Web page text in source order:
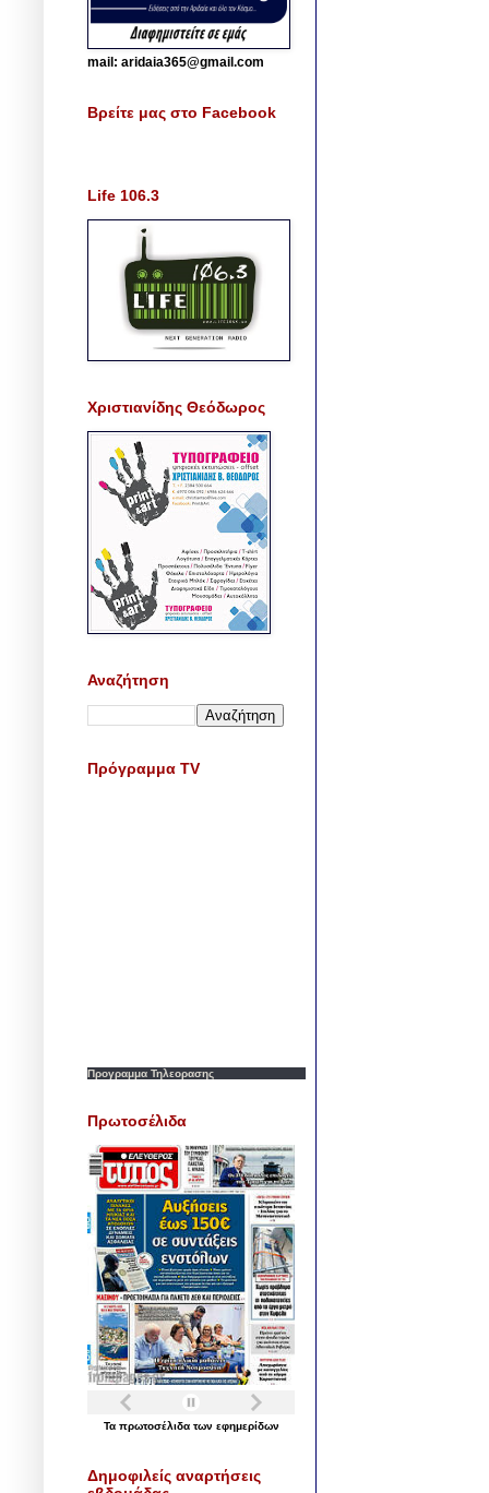
mail: aridaia365@gmail.com
Βρείτε μας στο Facebook
Life 106.3
Χριστιανίδης Θεόδωρος
Αναζήτηση
Πρόγραμμα TV
Προγραμμα Τηλεορασης
Πρωτοσέλιδα
Τα πρωτοσέλιδα των εφημερίδων
Δημοφιλείς αναρτήσεις